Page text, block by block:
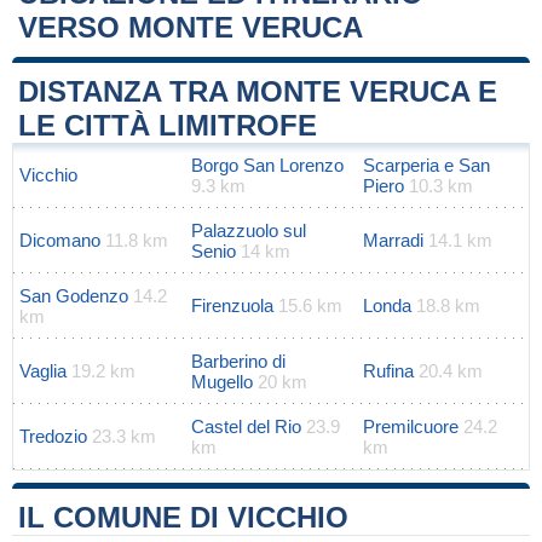
VERSO MONTE VERUCA
+
−
Leaflet|Map data ©OpenStreetMap
DISTANZA TRA MONTE VERUCA E
LE CITTÀ LIMITROFE
Vicchio
Borgo San Lorenzo
9.3 km
Scarperia e San
Piero 10.3 km
Dicomano 11.8 km
Palazzuolo sul
Senio 14 km
Marradi 14.1 km
San Godenzo 14.2
km
Firenzuola 15.6 km Londa 18.8 km
Vaglia 19.2 km
Barberino di
Mugello 20 km
Rufina 20.4 km
Tredozio 23.3 km Castel del Rio 23.9
km
Premilcuore 24.2
km
IL COMUNE DI VICCHIO